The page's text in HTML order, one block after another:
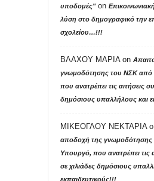
υποδομές"on
λύση στο δημογραφικό την
σχολείου…!!!
ΒΛΑΧΟΥ ΜΑΡΙΑon
γνωμοδότησης του ΝΣΚ από
που ανατρέπει τις αιτήσεις
δημόσιους υπαλλήλους και
ΜΙΚΕΟΓΛΟΥ ΝΕΚΤΑΡΙΑ
αποδοχή της
Υπουργό, που ανατρέπει τις
σε χιλιάδες δημόσιους
εκπαιδευτικούς!!!